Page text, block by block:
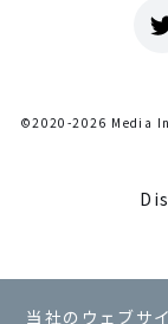
©2020-2026 Media
当社のウェブサ